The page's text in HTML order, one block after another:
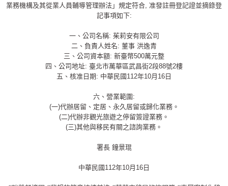
業務機構及其從業人員輔導管理辦法」規定符合, 准發註冊登記證並摘錄登
記事項如下:
一、公司名稱: 茱莉安有限公司
二、負責人姓名: 董事 洪逸青
三、公司資本額: 新臺幣500萬元整
四、公司地址: 臺北市萬華區武昌街2段88號2樓
五、核准日期: 中華民國112年10月16日
六、營業範圍:
(一)代辦居留、定居、永久居留或歸化業務。
(二)代辦非觀光旅遊之停留簽證業務。
(三)其他與移民有關之諮詢業務。
署長 鐘景琨
中華民國112年10月16日